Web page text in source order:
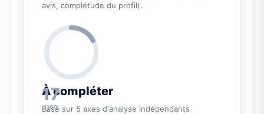
avis, complétude du profil).
17
/100
À compléter
Basé sur 5 axes d'analyse indépendants